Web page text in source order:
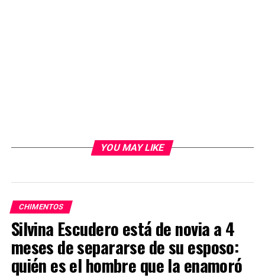
YOU MAY LIKE
CHIMENTOS
Silvina Escudero está de novia a 4
meses de separarse de su esposo:
quién es el hombre que la enamoró